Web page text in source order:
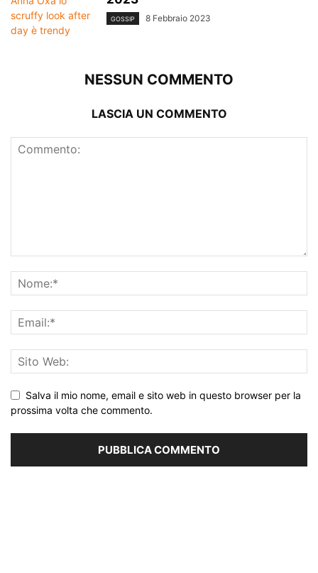
GOSSIP 8 Febbraio 2023
NESSUN COMMENTO
LASCIA UN COMMENTO
Salva il mio nome, email e sito web in questo browser per la
prossima volta che commento.